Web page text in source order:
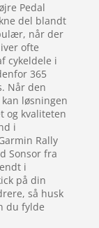
Pedal
del blandt
når der
ofte
cykeldele i
365
Når den
løsningen
og kvaliteten
i
Rally
Sonsor fra
i
på din
så husk
du fylde